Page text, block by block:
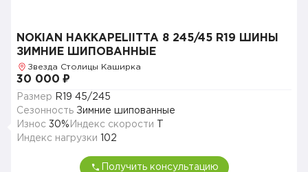
NOKIAN HAKKAPELIITTA 8 245/45 R19 ШИНЫ
ЗИМНИЕ ШИПОВАННЫЕ
Звезда Столицы Каширка
30 000 ₽
Размер
R19 45/245
Сезонность Зимние шипованные
Износ 30% Индекс скорости
Индекс нагрузки
102
Получить консультацию